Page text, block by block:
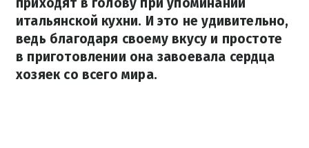
итальянской кухни. И это не удивительно,
ведь благодаря своему вкусу и простоте
в приготовлении она завоевала сердца
хозяек со всего мира.